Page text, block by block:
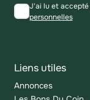
J'ai lu et accepté
personnelles
Liens utiles
Annonces